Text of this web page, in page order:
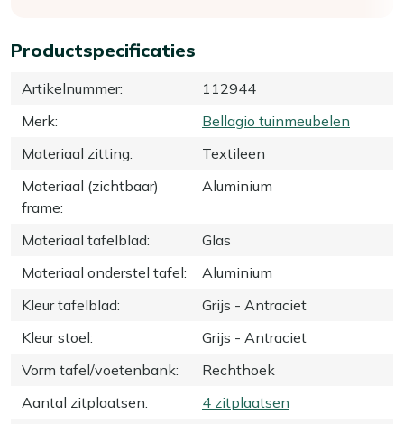
Productspecificaties
Artikelnummer:
112944
Merk:
Bellagio tuinmeubelen
Materiaal zitting:
Textileen
Materiaal (zichtbaar)
frame:
Aluminium
Materiaal tafelblad:
Glas
Materiaal onderstel tafel:
Aluminium
Kleur tafelblad:
Grijs - Antraciet
Kleur stoel:
Grijs - Antraciet
Vorm tafel/voetenbank:
Rechthoek
Aantal zitplaatsen:
4 zitplaatsen